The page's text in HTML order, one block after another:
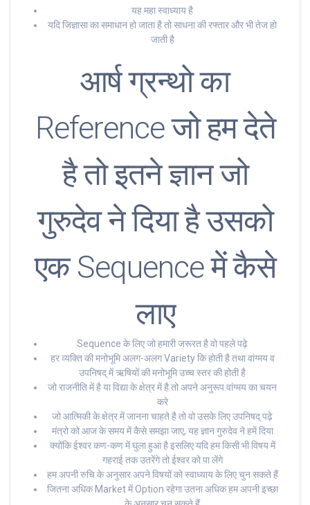
यह महा स्वाध्याय है
यदि जिज्ञासा का समाधान हो जाता है तो साधना की रफ्तार और भी तेज हो
जाती है
आर्ष ग्रन्थो का
Reference जो हम देते
है तो इतने ज्ञान जो
गुरुदेव ने दिया है उसको
एक Sequence में कैसे
लाए
Sequence के लिए जो हमारी जरूरत है वो पहले पढ़े
हर व्यक्ति की मनोभूमि अलग-अलग Variety कि होती है तथा वांग्मय व
उपनिषद् में ऋषियों की मनोभूमि उच्च स्तर की होती है
जो राजनीति में है या विद्या के क्षेत्र में है तो अपने अनुरूप वांग्मय का चयन
करे
जो आत्मिकी के क्षेत्र में जानना चाहते है तो वो उसके लिए उपनिषद् पढ़े
मंत्रो को आज के समय में कैसे समझा जाए, यह ज्ञान गुरुदेव ने हमें दिया
क्योंकि ईश्वर कण-कण में घुला हुआ है इसलिए यदि हम किसी भी विषय में
गहराई तक उतरेंगे तो ईश्वर को पा लेंगे
हम अपनी रुचि के अनुसार अपने विषयों को स्वाध्याय के लिए चुन सकते हैं
जितना अधिक Market में Option रहेगा उतना अधिक हम अपनी इच्छा